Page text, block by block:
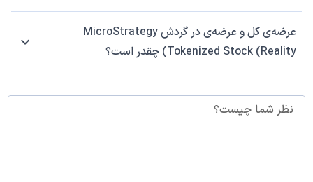
عرضه‌ی کل و عرضه‌ی در گردش MicroStrategy
Tokenized Stock (Reality) چقدر است؟
نظر شما چیست؟